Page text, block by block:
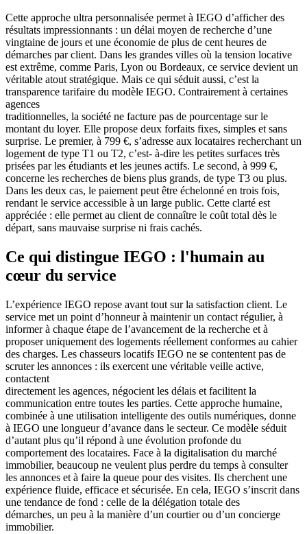
Cette approche ultra personnalisée permet à IEGO d’afficher des
résultats impressionnants : un délai moyen de recherche d’une
vingtaine de jours et une économie de plus de cent heures de
démarches par client. Dans les grandes villes où la tension locative
est extrême, comme Paris, Lyon ou Bordeaux, ce service devient un
véritable atout stratégique. Mais ce qui séduit aussi, c’est la
transparence tarifaire du modèle IEGO. Contrairement à certaines
agences
traditionnelles, la société ne facture pas de pourcentage sur le
montant du loyer. Elle propose deux forfaits fixes, simples et sans
surprise. Le premier, à 799 €, s’adresse aux locataires recherchant un
logement de type T1 ou T2, c’est- à-dire les petites surfaces très
prisées par les étudiants et les jeunes actifs. Le second, à 999 €,
concerne les recherches de biens plus grands, de type T3 ou plus.
Dans les deux cas, le paiement peut être échelonné en trois fois,
rendant le service accessible à un large public. Cette clarté est
appréciée : elle permet au client de connaître le coût total dès le
départ, sans mauvaise surprise ni frais cachés.
Ce qui distingue IEGO : l'humain au
cœur du service
L’expérience IEGO repose avant tout sur la satisfaction client. Le
service met un point d’honneur à maintenir un contact régulier, à
informer à chaque étape de l’avancement de la recherche et à
proposer uniquement des logements réellement conformes au cahier
des charges. Les chasseurs locatifs IEGO ne se contentent pas de
scruter les annonces : ils exercent une véritable veille active,
contactent
directement les agences, négocient les délais et facilitent la
communication entre toutes les parties. Cette approche humaine,
combinée à une utilisation intelligente des outils numériques, donne
à IEGO une longueur d’avance dans le secteur. Ce modèle séduit
d’autant plus qu’il répond à une évolution profonde du
comportement des locataires. Face à la digitalisation du marché
immobilier, beaucoup ne veulent plus perdre du temps à consulter
les annonces et à faire la queue pour des visites. Ils cherchent une
expérience fluide, efficace et sécurisée. En cela, IEGO s’inscrit dans
une tendance de fond : celle de la délégation totale des
démarches, un peu à la manière d’un courtier ou d’un concierge
immobilier.